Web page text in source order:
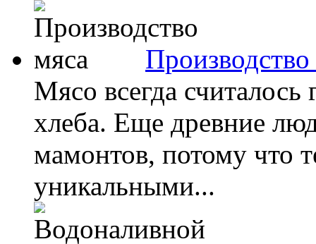
Мясо всегда
хлеба. Еще древние
мамонтов, потому что
уникальными...